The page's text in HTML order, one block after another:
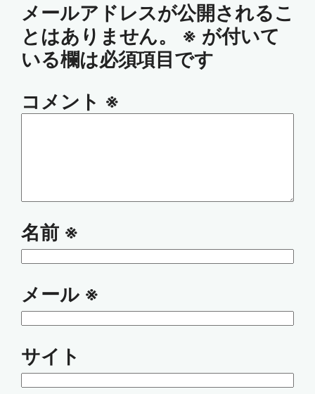
メールアドレスが公開されるこ
とはありません。
※ が付いて
いる欄は必須項目です
コメント ※
名前 ※
メール ※
サイト